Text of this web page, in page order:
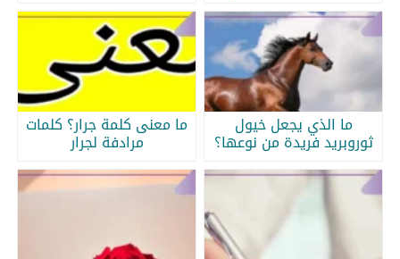
ما الذي يجعل خيول
ثوروبريد فريدة من نوعها؟
ما معنى كلمة جرار؟ كلمات
مرادفة لجرار